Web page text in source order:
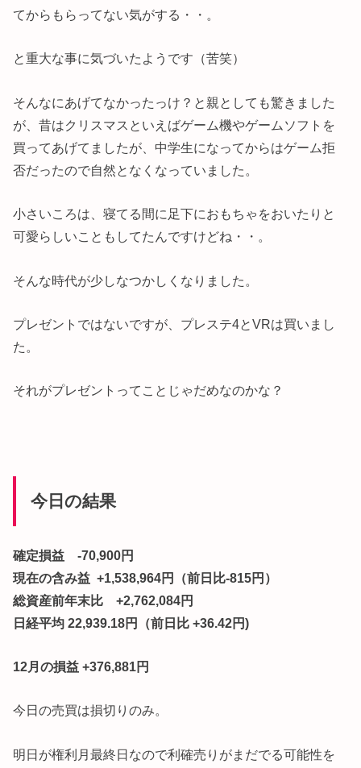
てからもらってない気がする・・。
と重大な事に気づいたようです（苦笑）
そんなにあげてなかったっけ？と親としても驚きました
が、昔はクリスマスといえばゲーム機やゲームソフトを
買ってあげてましたが、中学生になってからはゲーム拒
否だったので自然となくなっていました。
小さいころは、寝てる間に足下におもちゃをおいたりと
可愛らしいこともしてたんですけどね・・。
そんな時代が少しなつかしくなりました。
プレゼントではないですが、プレステ4とVRは買いまし
た。
それがプレゼントってことじゃだめなのかな？
今日の結果
確定損益 -70,900円
現在の含み益 +1,538,964円（前日比-815円）
総資産前年末比 +2,762,084円
日経平均 22,939.18円（前日比 +36.42円)
12月の損益 +376,881円
今日の売買は損切りのみ。
明日が権利月最終日なので利確売りがまだでる可能性を